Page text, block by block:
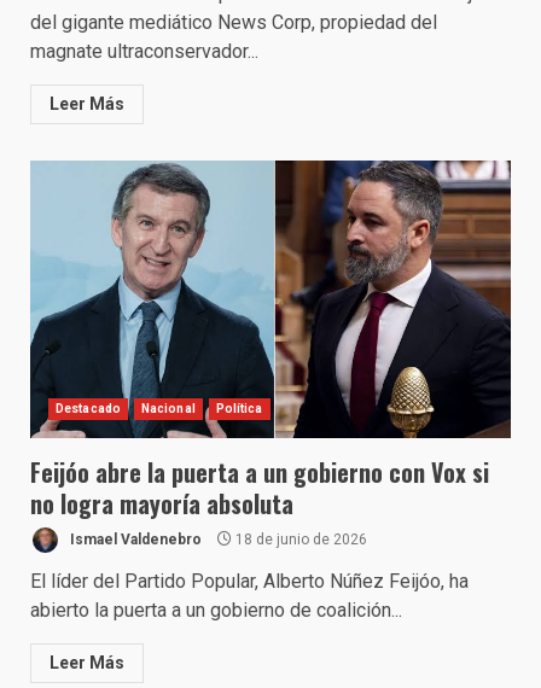
del gigante mediático News Corp, propiedad del
magnate ultraconservador...
Leer Más
Destacado Nacional Política
Feijóo abre la puerta a un gobierno con Vox si
no logra mayoría absoluta
Ismael Valdenebro 18 de junio de 2026
El líder del Partido Popular, Alberto Núñez Feijóo, ha
abierto la puerta a un gobierno de coalición...
Leer Más